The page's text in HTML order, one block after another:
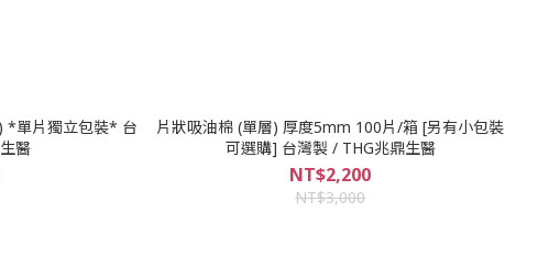
*單片獨立包裝* 台
醫
片狀吸油棉 (單層) 厚度5mm 100片/箱 [另有小包裝
可選購] 台灣製 / THG兆鼎生醫
NT$2,200
NT$3,000